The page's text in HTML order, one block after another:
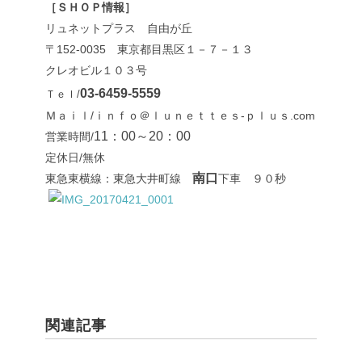
［ＳＨＯＰ情報］
リュネットプラス 自由が丘
〒152-0035 東京都目黒区１－７－１３
クレオビル１０３号
Ｔｅｌ/03-6459-5559
Ｍａｉｌ/ｉｎｆｏ＠ｌｕｎｅｔｔｅｓ-ｐｌｕｓ.com
営業時間/11：00～20：00
定休日/無休
東急東横線：東急大井町線 南口 下車 ９０秒
関連記事